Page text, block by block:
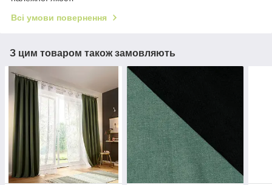
Всі умови повернення
З цим товаром також замовляють